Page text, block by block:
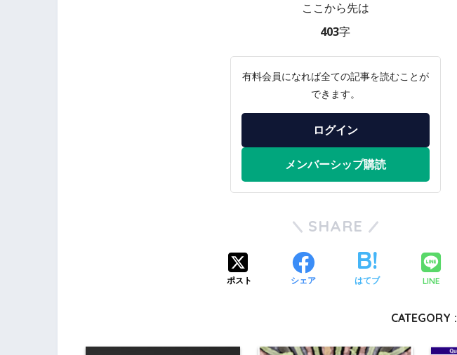
ここから先は
403字
有料会員になれば全ての記事を読むことが
できます。
ログイン
メンバーシップ購読
SHARE
ポスト シェア はてブ LINE
CATEGORY :